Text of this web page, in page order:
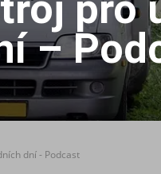
–
dní - Podcast